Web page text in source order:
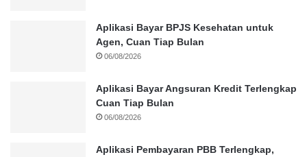
Aplikasi Bayar BPJS Kesehatan untuk
Agen, Cuan Tiap Bulan
06/08/2026
Aplikasi Bayar Angsuran Kredit Terlengkap
Cuan Tiap Bulan
06/08/2026
Aplikasi Pembayaran PBB Terlengkap,